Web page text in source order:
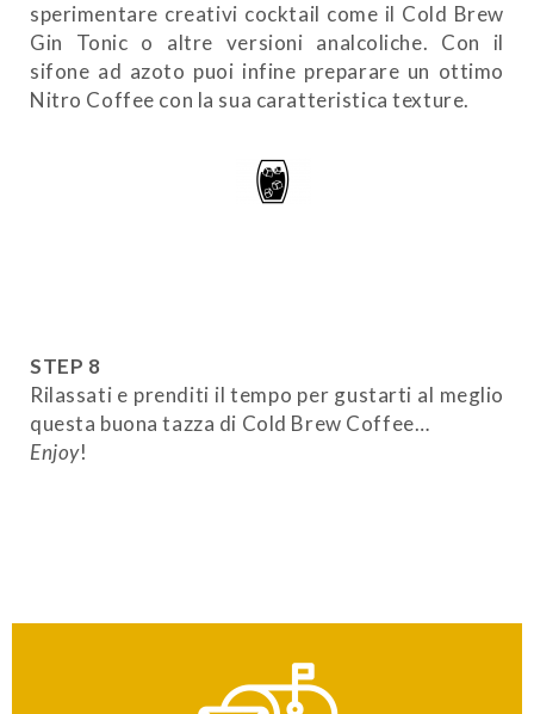
sperimentare creativi cocktail come il Cold Brew
Gin Tonic o altre versioni analcoliche. Con il
sifone ad azoto puoi infine preparare un ottimo
Nitro Coffee con la sua caratteristica texture.
STEP 8
Rilassati e prenditi il tempo per gustarti al meglio
questa buona tazza di Cold Brew Coffee…
Enjoy!